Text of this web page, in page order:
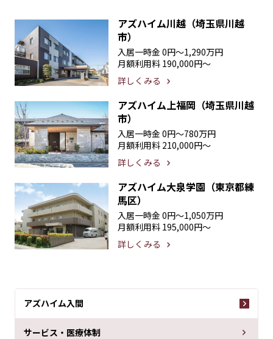
アズハイム入間
サービス・医療体制
アズハイム川越（埼玉県川越
市）
入居一時金 0円〜1,290万円
月額利用料 190,000円〜
詳しくみる
アズハイム上福岡（埼玉県川越
市）
入居一時金 0円〜780万円
月額利用料 210,000円〜
詳しくみる
アズハイム大泉学園（東京都練
馬区）
入居一時金 0円〜1,050万円
月額利用料 195,000円〜
詳しくみる